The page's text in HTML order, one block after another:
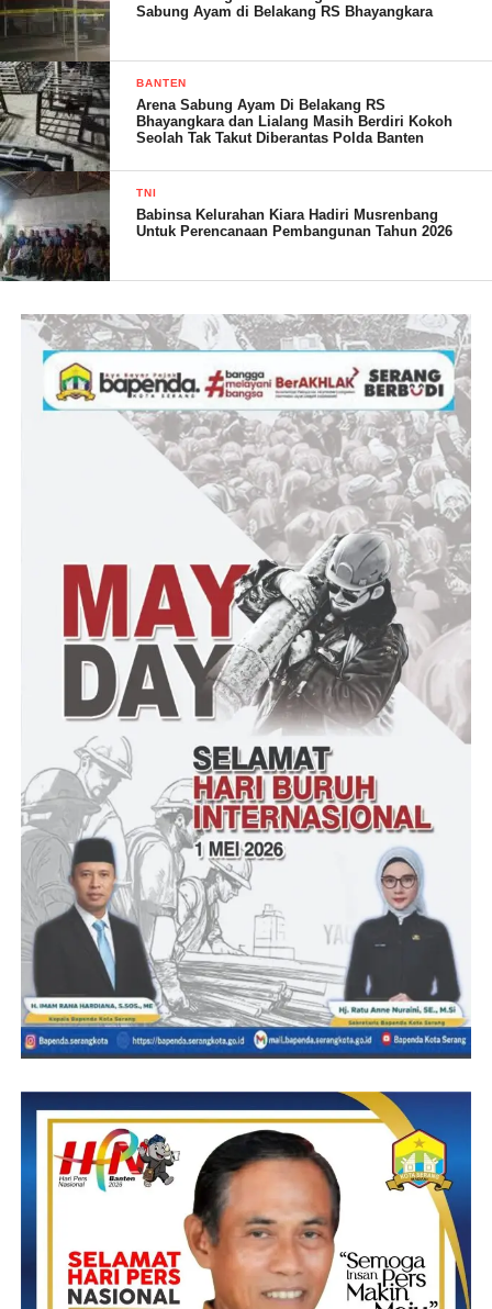
Sabung Ayam di Belakang RS Bhayangkara
BANTEN
Arena Sabung Ayam Di Belakang RS
Bhayangkara dan Lialang Masih Berdiri Kokoh
Seolah Tak Takut Diberantas Polda Banten
TNI
Babinsa Kelurahan Kiara Hadiri Musrenbang
Untuk Perencanaan Pembangunan Tahun 2026